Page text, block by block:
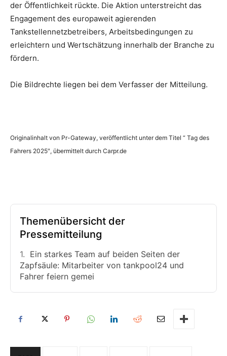
der Öffentlichkeit rückte. Die Aktion unterstreicht das
Engagement des europaweit agierenden
Tankstellennetzbetreibers, Arbeitsbedingungen zu
erleichtern und Wertschätzung innerhalb der Branche zu
fördern.
Die Bildrechte liegen bei dem Verfasser der Mitteilung.
Originalinhalt von Pr-Gateway, veröffentlicht unter dem Titel “ Tag des
Fahrers 2025″, übermittelt durch Carpr.de
Themenübersicht der
Pressemitteilung
Ein starkes Team auf beiden Seiten der
Zapfsäule: Mitarbeiter von tankpool24 und
Fahrer feiern gemei